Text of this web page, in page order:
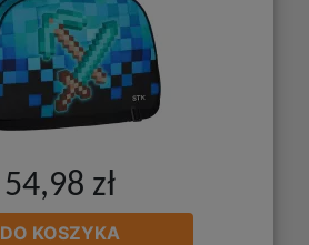
54,98 zł
DO KOSZYKA